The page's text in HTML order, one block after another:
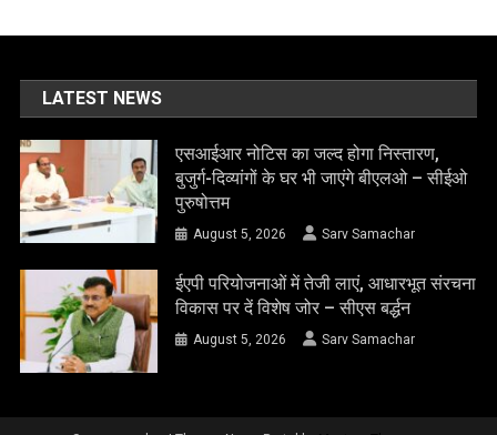
LATEST NEWS
एसआईआर नोटिस का जल्द होगा निस्तारण,
बुजुर्ग-दिव्यांगों के घर भी जाएंगे बीएलओ – सीईओ
पुरुषोत्तम
August 5, 2026 Sarv Samachar
ईएपी परियोजनाओं में तेजी लाएं, आधारभूत संरचना
विकास पर दें विशेष जोर – सीएस बर्द्धन
August 5, 2026 Sarv Samachar